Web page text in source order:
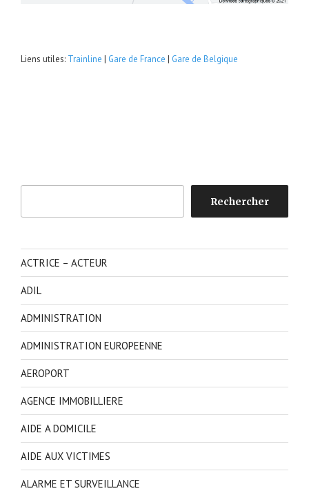
Liens utiles: Trainline | Gare de France | Gare de Belgique
Rechercher
ACTRICE – ACTEUR
ADIL
ADMINISTRATION
ADMINISTRATION EUROPEENNE
AEROPORT
AGENCE IMMOBILLIERE
AIDE A DOMICILE
AIDE AUX VICTIMES
ALARME ET SURVEILLANCE